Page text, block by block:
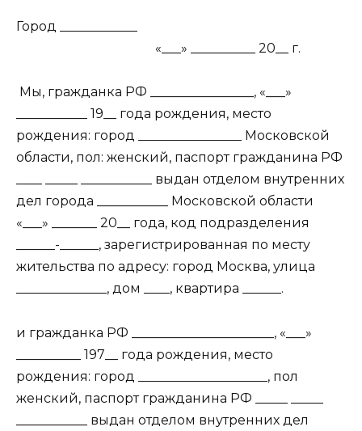
Город ____________
«___» __________ 20__ г.
Мы, гражданка РФ ________________, «___»
___________ 19__ года рождения, место
рождения: город ________________ Московской
области, пол: женский, паспорт гражданина РФ
____ _____ ___________ выдан отделом внутренних
дел города ___________ Московской области
«___» _______ 20__ года, код подразделения
______-______, зарегистрированная по месту
жительства по адресу: город Москва, улица
______________, дом ____, квартира ______.
и гражданка РФ ______________________, «___»
__________ 197__ года рождения, место
рождения: город ____________________, пол
женский, паспорт гражданина РФ _____ _____
___________ выдан отделом внутренних дел